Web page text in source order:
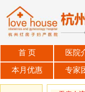
首 页 医院
本月优惠 专家